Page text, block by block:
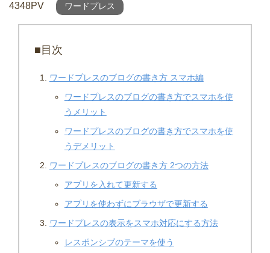
4348PV ワードプレス
■目次
ワードプレスのブログの書き方 スマホ編
ワードプレスのブログの書き方でスマホを使
うメリット
ワードプレスのブログの書き方でスマホを使
うデメリット
ワードプレスのブログの書き方 2つの方法
アプリを入れて更新する
アプリを使わずにブラウザで更新する
ワードプレスの表示をスマホ対応にする方法
レスポンシブのテーマを使う